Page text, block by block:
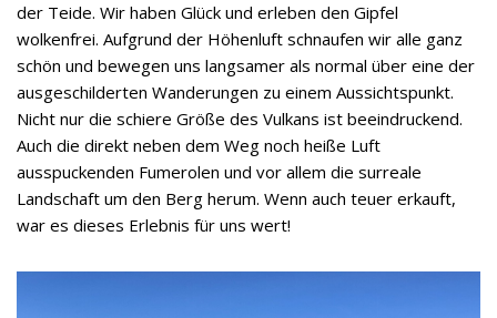
der Teide. Wir haben Glück und erleben den Gipfel
wolkenfrei. Aufgrund der Höhenluft schnaufen wir alle ganz
schön und bewegen uns langsamer als normal über eine der
ausgeschilderten Wanderungen zu einem Aussichtspunkt.
Nicht nur die schiere Größe des Vulkans ist beeindruckend.
Auch die direkt neben dem Weg noch heiße Luft
ausspuckenden Fumerolen und vor allem die surreale
Landschaft um den Berg herum. Wenn auch teuer erkauft,
war es dieses Erlebnis für uns wert!